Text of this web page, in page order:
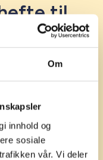
Om
innhold og
sosiale
vår. Vi deler
til
og SFO
og